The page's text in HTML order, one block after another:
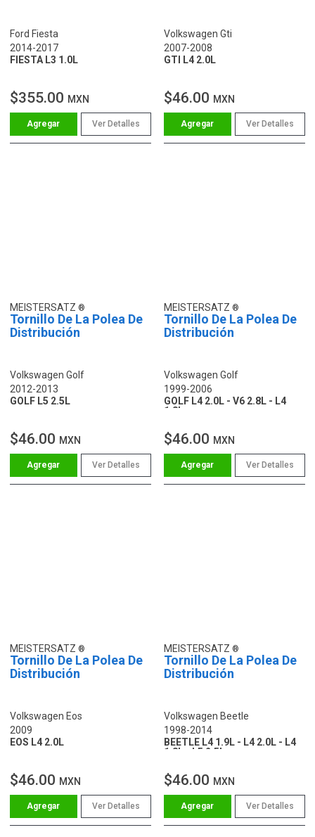
Ford Fiesta
2014-2017
FIESTA L3 1.0L
$355.00 MXN
Ver Detalles
Volkswagen Gti
2007-2008
GTI L4 2.0L
$46.00 MXN
Ver Detalles
MEISTERSATZ
Tornillo De La Polea De
Distribución
Volkswagen Golf
2012-2013
GOLF L5 2.5L
$46.00 MXN
Ver Detalles
MEISTERSATZ
Tornillo De La Polea De
Distribución
Volkswagen Golf
1999-2006
GOLF L4 2.0L - V6 2.8L - L4
1.8L
$46.00 MXN
Ver Detalles
MEISTERSATZ
Tornillo De La Polea De
Distribución
Volkswagen Eos
2009
EOS L4 2.0L
$46.00 MXN
Ver Detalles
MEISTERSATZ
Tornillo De La Polea De
Distribución
Volkswagen Beetle
1998-2014
BEETLE L4 1.9L - L4 2.0L - L4
1.8L - L5 2.5L
$46.00 MXN
Ver Detalles